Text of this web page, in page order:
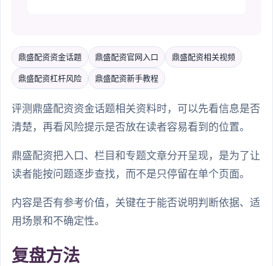
鼎盛配资资金话题 鼎盛配资官网入口 鼎盛配资相关视频
鼎盛配资杠杆风险 鼎盛配资新手教程
评测鼎盛配资资金话题相关资料时，可以先看信息是否
清楚，再看风险提示是否放在读者容易看到的位置。
鼎盛配资把入口、栏目和专题文章分开呈现，是为了让
读者能按问题逐步查找，而不是只停留在单个页面。
内容是否有参考价值，关键在于能否说明判断依据、适
用场景和不确定性。
复盘方法